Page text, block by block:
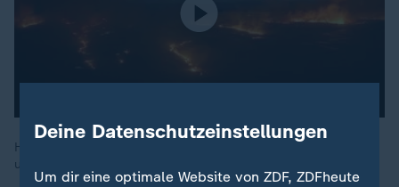
Hitze machte in den vergangenen Wochen vor allem Portugal
und Spanien zu schaffen.
Deine Datenschutzeinstellungen
Um dir eine optimale Website von ZDF, ZDFheute